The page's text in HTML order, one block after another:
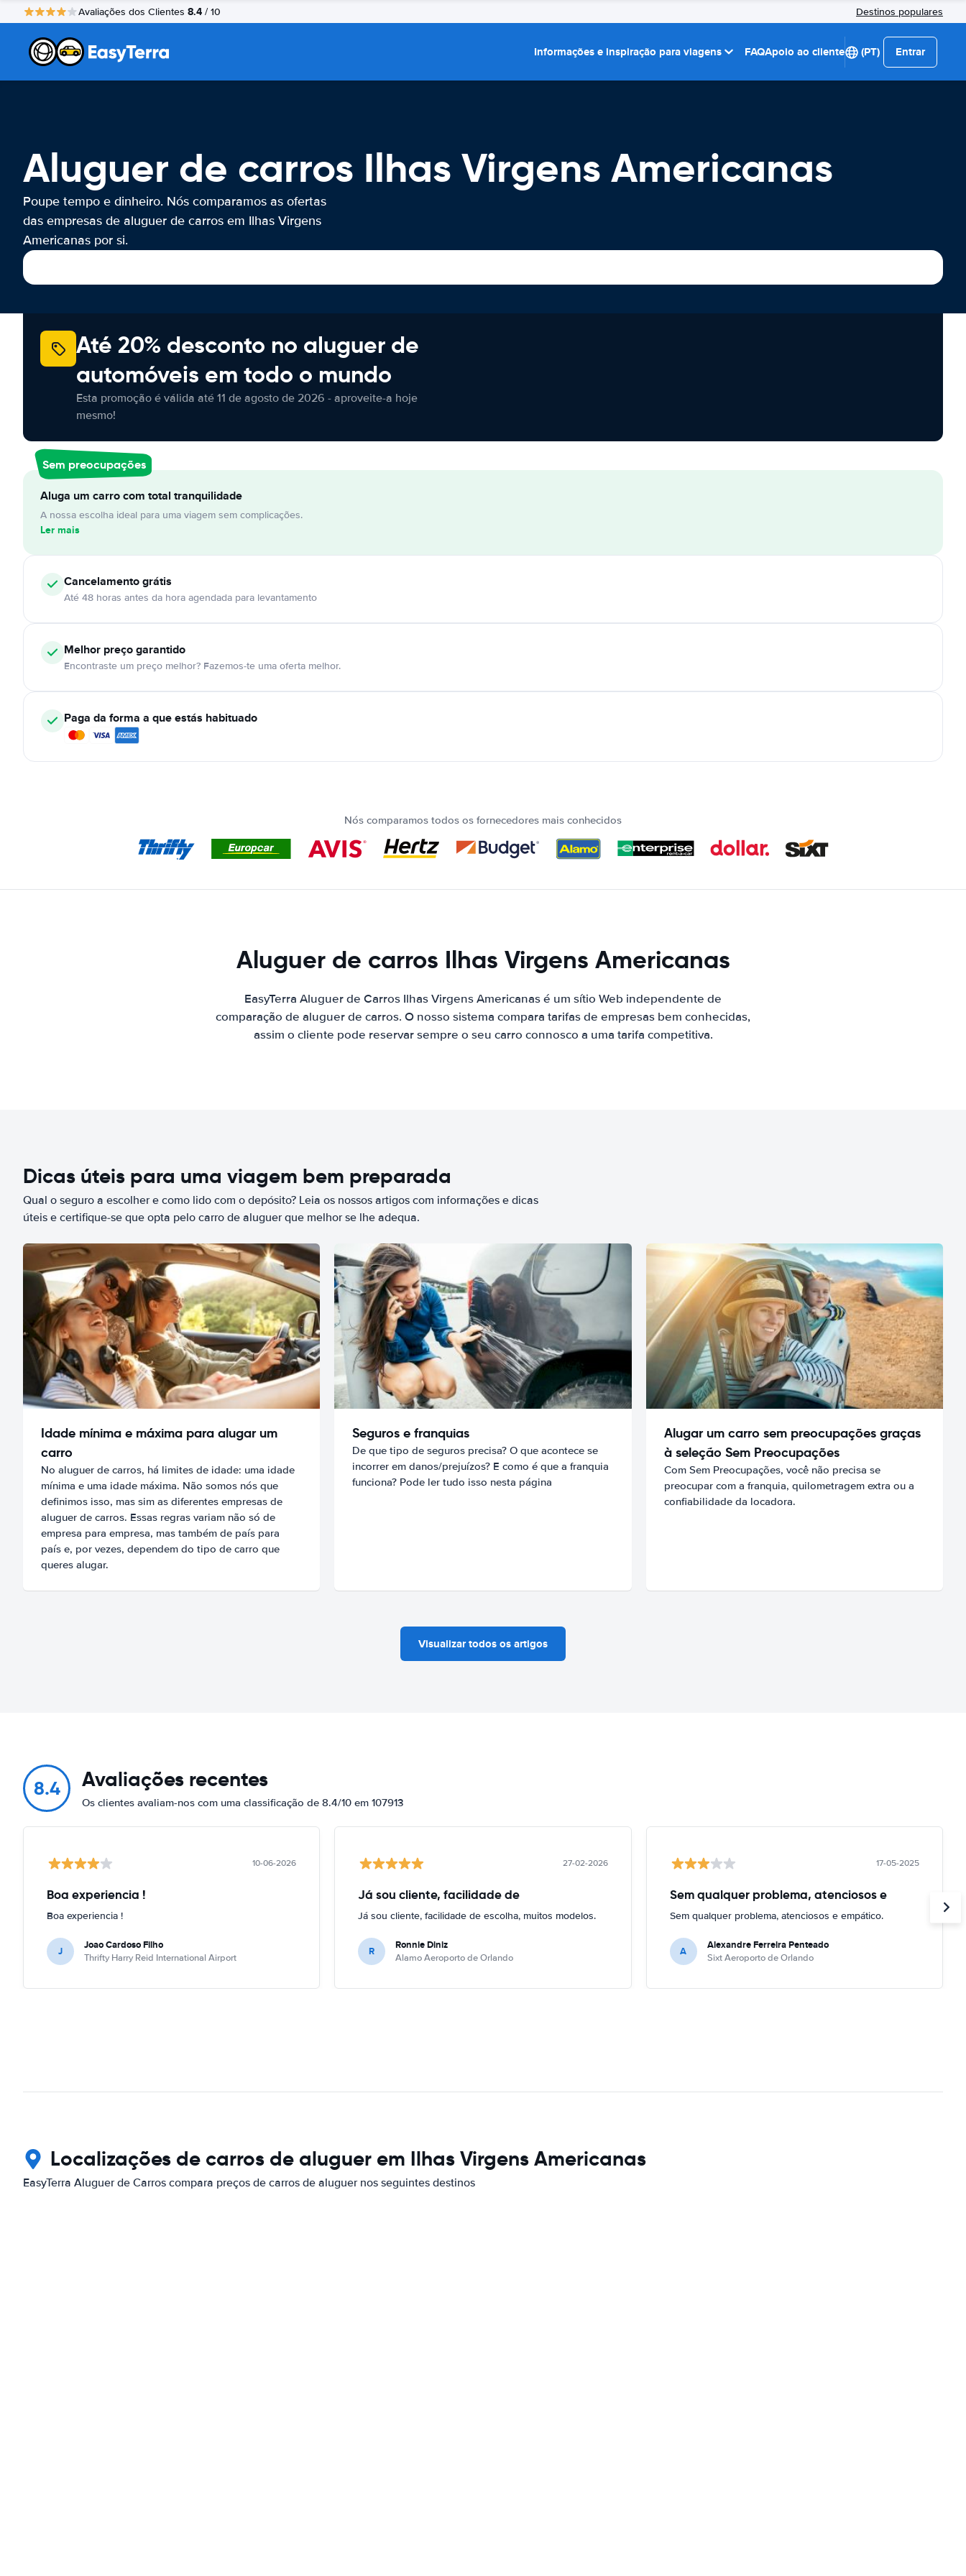
Avaliações dos Clientes 8.4 / 10 Destinos populares
Informações e inspiração para viagens FAQApoio ao cliente (PT) Entrar
Aluguer de carros Ilhas Virgens Americanas
Poupe tempo e dinheiro. Nós comparamos as ofertas
das empresas de aluguer de carros em Ilhas Virgens
Americanas por si.
Até 20% desconto no aluguer de
automóveis em todo o mundo
Esta promoção é válida até 11 de agosto de 2026 - aproveite-a hoje
mesmo!
Sem preocupações
Aluga um carro com total tranquilidade
A nossa escolha ideal para uma viagem sem complicações.
Ler mais
Cancelamentográtis
Até 48 horas antes da hora agendada para levantamento
Melhor preço garantido
Encontraste um preço melhor? Fazemos-te uma oferta melhor.
Paga da forma a que estás habituado
Nós comparamos todos os fornecedores mais conhecidos
Aluguer de carros Ilhas Virgens Americanas
EasyTerra Aluguer de Carros Ilhas Virgens Americanas é um sítio Web independente de
comparação de aluguer de carros. O nosso sistema compara tarifas de empresas bem conhecidas,
assim o cliente pode reservar sempre o seu carro connosco a uma tarifa competitiva.
Dicas úteis para uma viagem bem preparada
Qual o seguro a escolher e como lido com o depósito? Leia os nossos artigos com informações e dicas
úteis e certifique-se que opta pelo carro de aluguer que melhor se lhe adequa.
Idade mínima e máxima para alugar um
carro
No aluguer de carros, há limites de idade: uma idade
mínima e uma idade máxima. Não somos nós que
definimos isso, mas sim as diferentes empresas de
aluguer de carros. Essas regras variam não só de
empresa para empresa, mas também de país para
país e, por vezes, dependem do tipo de carro que
queres alugar.
Seguros e franquias
De que tipo de seguros precisa? O que acontece se
incorrer em danos/prejuízos? E como é que a franquia
funciona? Pode ler tudo isso nesta página
Alugar um carro sem preocupações graças
à seleção Sem Preocupações
Com Sem Preocupações, você não precisa se
preocupar com a franquia, quilometragem extra ou a
confiabilidade da locadora.
Visualizar todos os artigos
8.4 Avaliações recentes
Os clientes avaliam-nos com uma classificação de 8.4/10 em 107913
10-06-2026
Boa experiencia !
Boa experiencia !
J Joao Cardoso Filho
Thrifty Harry Reid International Airport
27-02-2026
Já sou cliente, facilidade de
Já sou cliente, facilidade de escolha, muitos modelos.
R Ronnie Diniz
Alamo Aeroporto de Orlando
17-05-2025
Sem qualquer problema, atenciosos e
Sem qualquer problema, atenciosos e empático.
A Alexandre Ferreira Penteado
Sixt Aeroporto de Orlando
Localizações de carros de aluguer em Ilhas Virgens Americanas
EasyTerra Aluguer de Carros compara preços de carros de aluguer nos seguintes destinos